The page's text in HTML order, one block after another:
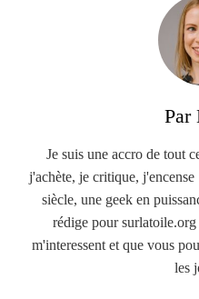
Par
Je suis une accro de tout
j'achète, je critique,
siècle, une geek en
rédige pour
m'interessent et que vous
les